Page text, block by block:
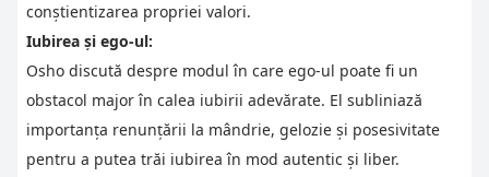
conștientizarea propriei valori.
Iubirea și ego-ul:
Osho discută despre modul în care ego-ul poate fi un
obstacol major în calea iubirii adevărate. El subliniază
importanța renunțării la mândrie, gelozie și posesivitate
pentru a putea trăi iubirea în mod autentic și liber.